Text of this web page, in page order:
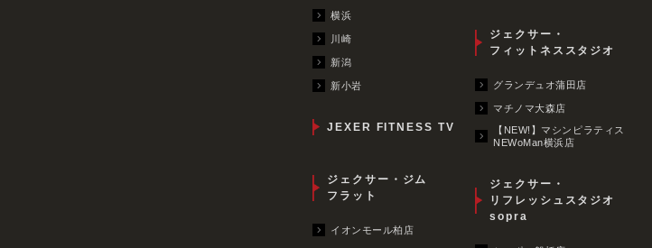
横浜
川崎
新潟
新小岩
JEXER FITNESS TV
ジェクサー・ジム
フラット
イオンモール柏店
ジェクサー・
フィットネススタジオ
グランデュオ蒲田店
マチノマ大森店
【NEW!】マシンピラティス
NEWoMan横浜店
ジェクサー・
リフレッシュスタジオ
sopra